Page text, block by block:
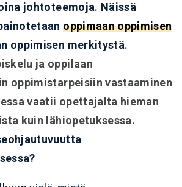
johtoteemoja. Näissä
oppimaan oppimisen
oppimisen merkitystä.
ja oppilaan
oppimistarpeisiin vastaaminen
vaatii opettajalta hieman
kuin lähiopetuksessa.